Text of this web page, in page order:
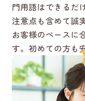
門用語はできるだ
注意点も含めて誠
お客様のペースに
す。初めての方も